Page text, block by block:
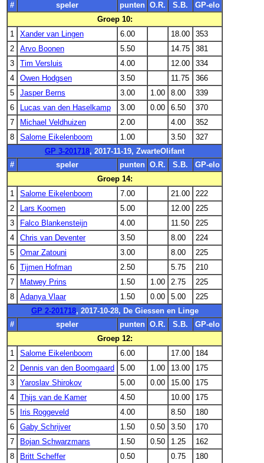
#
speler punten O.R. S.B.
GP-elo
Groep 10:
1
Xander van Lingen 6.00 18.00
353
2
Arvo Boonen 5.50 14.75
381
3
Tim Versluis 4.00 12.00
334
4
Owen Hodgsen 3.50 11.75
366
5
Jasper Berns 3.00 1.00 8.00
339
6
Lucas van den Haselkamp 3.00 0.00 6.50
370
7
Michael Veldhuizen 2.00 4.00
352
8
Salome Eikelenboom 1.00 3.50
327
GP 3-201718, 2017-11-19, ZwarteOlifant
#
speler punten O.R. S.B.
GP-elo
Groep 14:
1
Salome Eikelenboom 7.00 21.00
222
2
Lars Koomen 5.00 12.00
225
3
Falco Blankensteijn 4.00 11.50
225
4
Chris van Deventer 3.50 8.00
224
5
Omar Zatouni 3.00 8.00
225
6
Tijmen Hofman 2.50 5.75
210
7
Matwey Prins 1.50 1.00 2.75
225
8
Adanya Vlaar 1.50 0.00 5.00
225
GP 2-201718, 2017-10-28, De Giessen en Linge
#
speler punten O.R. S.B.
GP-elo
Groep 12:
1
Salome Eikelenboom 6.00 17.00
184
2
Dennis van den Boomgaard 5.00 1.00 13.00
175
3
Yaroslav Shirokov 5.00 0.00 15.00
175
4
Thijs van de Kamer 4.50 10.00
175
5
Iris Roggeveld 4.00 8.50
180
6
Gaby Schrijver 1.50 0.50 3.50
170
7
Bojan Schwarzmans 1.50 0.50 1.25
162
8
Britt Scheffer 0.50 0.75 180